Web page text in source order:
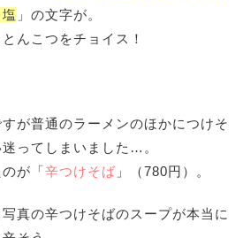
」の文字が。
んこつをチョイス！
が普通のラーメンのほかにつけそ
ってしまいました…。
が「辛つけそば 」（780円）。
真の辛つけそばのスープが本当に